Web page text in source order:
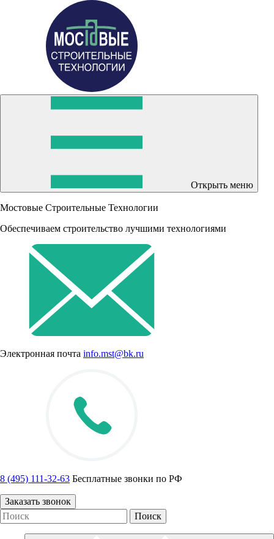
Открыть меню
Мостовые Строительные Технологии
Обеспечиваем строительство лучшими технологиями
Электронная почта info.mst@bk.ru
8 (495) 111-32-63 Бесплатные звонки по РФ
Заказать звонок